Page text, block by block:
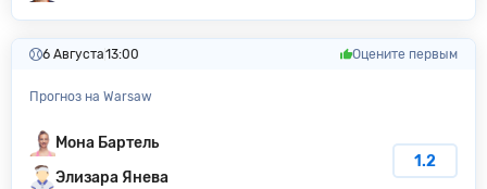
6 Августа13:00 Оцените первым
Прогноз на Warsaw
Мона Бартель
Элизара Янева
1.2